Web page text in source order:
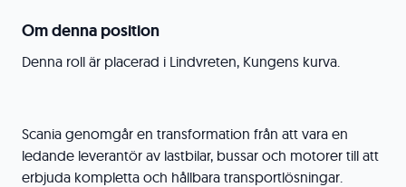
Om denna position
Denna roll är placerad i Lindvreten, Kungens kurva.
Scania genomgår en transformation från att vara en
ledande leverantör av lastbilar, bussar och motorer till att
erbjuda kompletta och hållbara transportlösningar.